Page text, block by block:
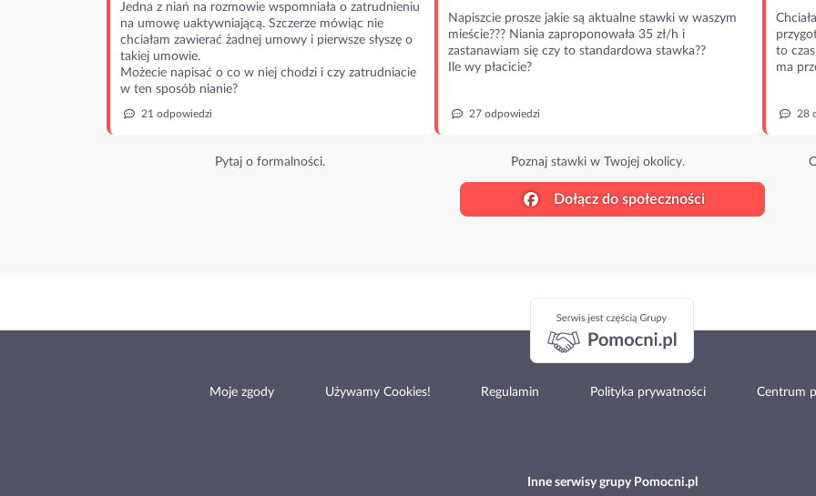
Jedna z niań na rozmowie wspomniała o zatrudnieniu
na umowę uaktywniającą. Szczerze mówiąc nie
chciałam zawierać żadnej umowy i pierwsze słyszę o
takiej umowie.
Możecie napisać o co w niej chodzi i czy zatrudniacie
w ten sposób nianie?
21 odpowiedzi
Pytaj o formalności.
Napiszcie prosze jakie są aktualne stawki w waszym
mieście??? Niania zaproponowała 35 zł/h i
zastanawiam się czy to standardowa stawka??
Ile wy płacicie?
27 odpowiedzi
Poznaj stawki w Twojej okolicy.
to
ma
28
Dołącz do społeczności
Moje zgody Używamy Cookies! Regulamin Polityka prywatności Centrum
Inne serwisy grupy Pomocni.pl